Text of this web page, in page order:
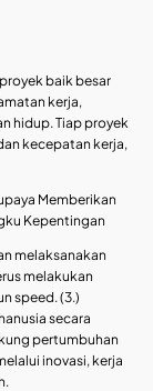
baik besar
kerja,
hidup. Tiap proyek
kecepatan kerja,
Memberikan
Kepentingan
melaksanakan
melakukan
speed. (3.)
secara
pertumbuhan
inovasi, kerja